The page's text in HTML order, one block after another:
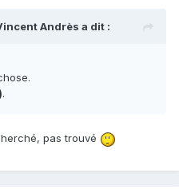
Andrès a dit :
.
pas trouvé